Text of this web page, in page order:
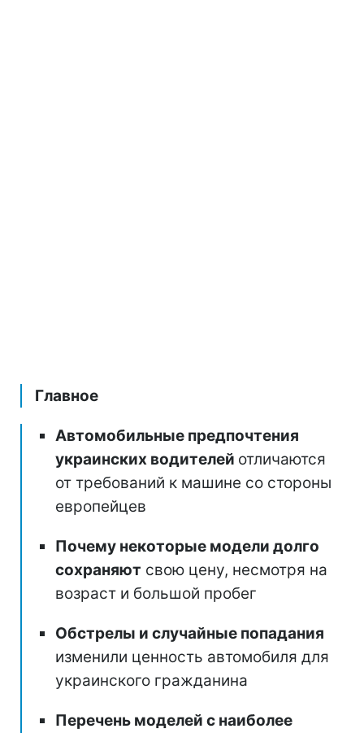
Главное
Автомобильные предпочтения
украинских водителей отличаются
от требований к машине со стороны
европейцев
Почему некоторые модели долго
сохраняют свою цену, несмотря на
возраст и большой пробег
Обстрелы и случайные попадания
изменили ценность автомобиля для
украинского гражданина
Перечень моделей с наиболее